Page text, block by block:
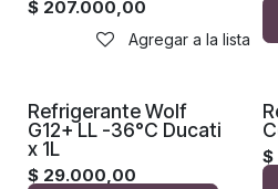
$ 207.000,00
Agregar a la lista
Refrigerante Wolf
G12+ LL -36°C Ducati
x 1L
$ 29.000,00
$